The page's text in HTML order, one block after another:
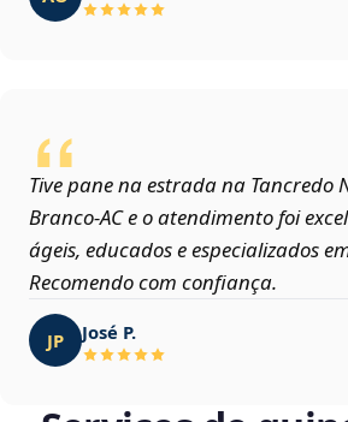
Tive pane na estrada na Tancredo
Branco‑AC e o atendimento foi
ágeis, educados e especializados
Recomendo com confiança.
JP José P.